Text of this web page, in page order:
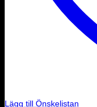
Lägg till Önskelistan